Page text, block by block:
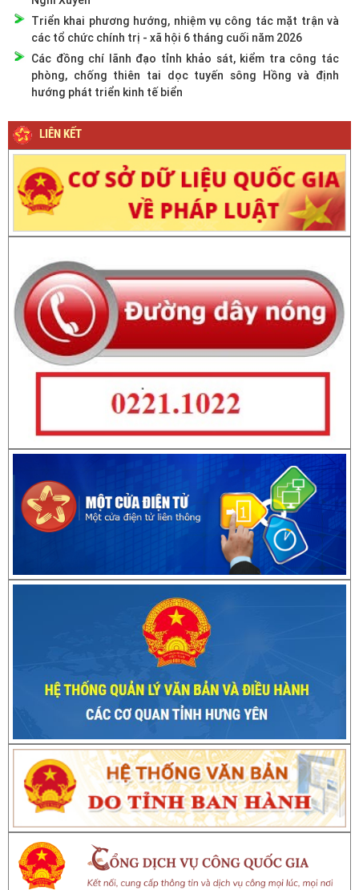
Triển khai phương hướng, nhiệm vụ công tác mặt trận và
các tổ chức chính trị - xã hội 6 tháng cuối năm 2026
Các đồng chí lãnh đạo tỉnh khảo sát, kiểm tra công tác
phòng, chống thiên tai dọc tuyến sông Hồng và định
hướng phát triển kinh tế biển
LIÊN KẾT